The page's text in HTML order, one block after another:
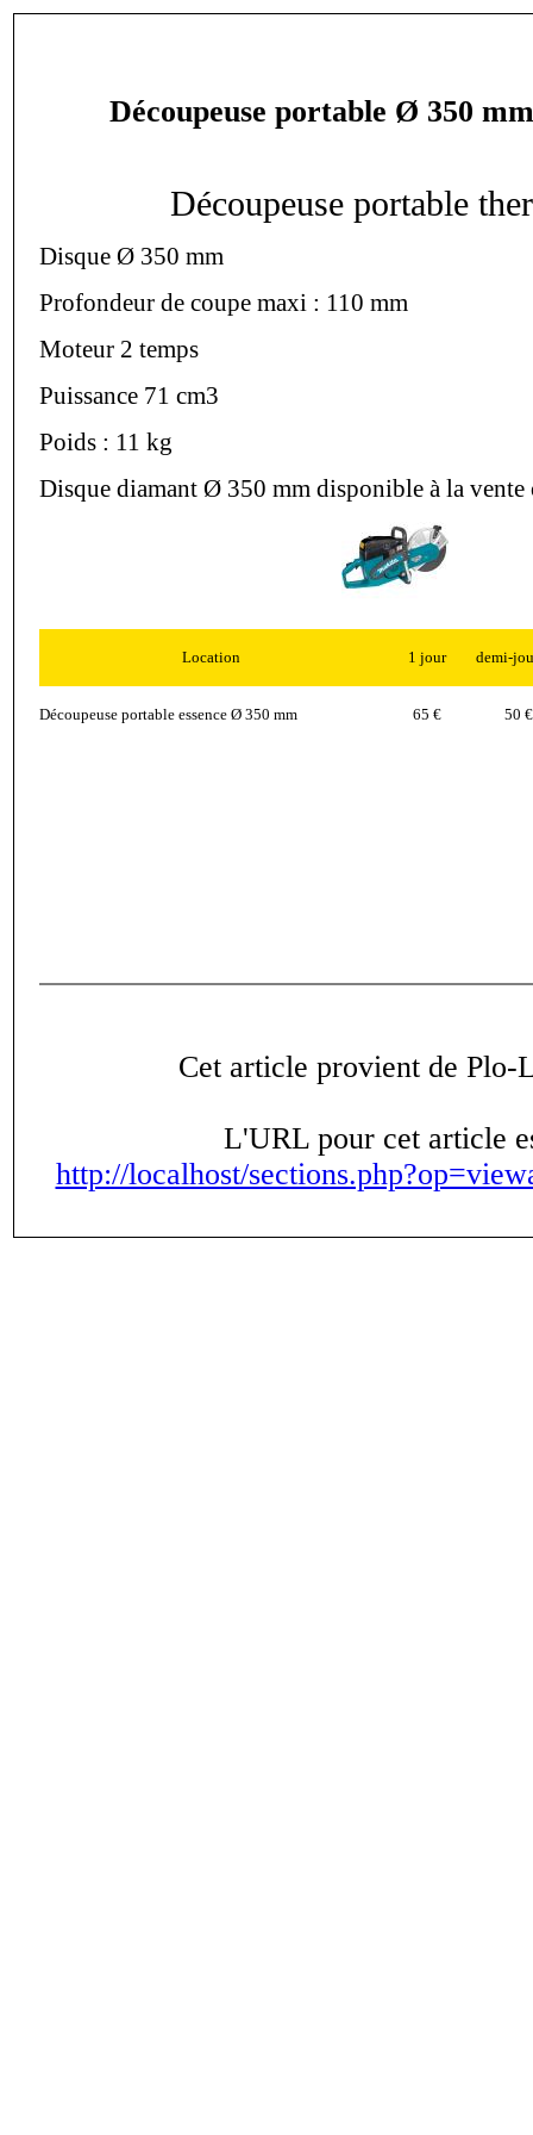
Découpeuse portable Ø 350
Découpeuse portable
Disque Ø 350 mm
Profondeur de coupe maxi : 110 mm
Moteur 2 temps
Puissance 71 cm3
Poids : 11 kg
Disque diamant Ø 350 mm disponible à la vente
Location 1 jour demi-
Découpeuse portable essence Ø 350 mm 65 € 50 €
Cet article provient de Plo-
L'URL pour cet article
http://localhost/